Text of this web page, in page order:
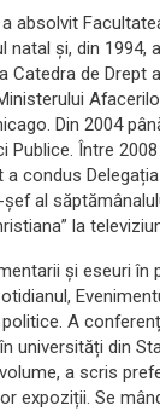
absolvit
și, din 1994,
de Drept
Din 2004
Publice. Între
condus
al
la
și eseuri în
A
din
a scris
expoziții. Se